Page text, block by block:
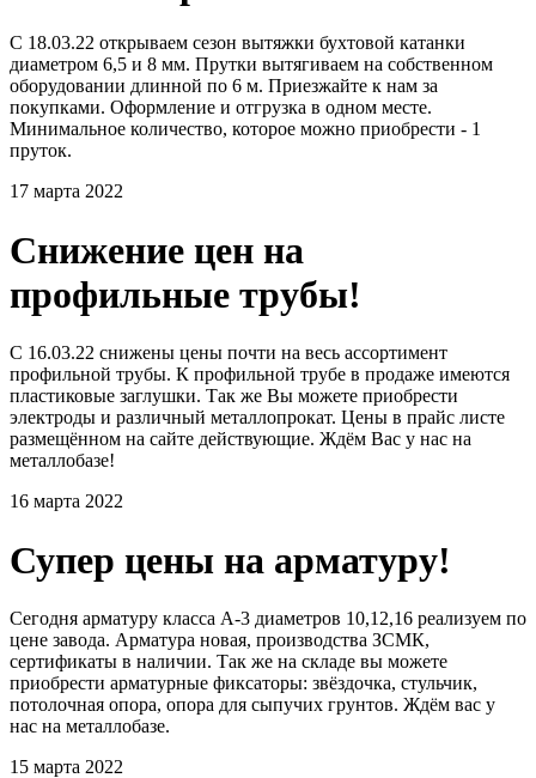
С 18.03.22 открываем сезон вытяжки бухтовой катанки
диаметром 6,5 и 8 мм. Прутки вытягиваем на собственном
оборудовании длинной по 6 м. Приезжайте к нам за
покупками. Оформление и отгрузка в одном месте.
Минимальное количество, которое можно приобрести - 1
пруток.
17 марта 2022
Снижение цен на
профильные трубы!
С 16.03.22 снижены цены почти на весь ассортимент
профильной трубы. К профильной трубе в продаже имеются
пластиковые заглушки. Так же Вы можете приобрести
электроды и различный металлопрокат. Цены в прайс листе
размещённом на сайте действующие. Ждём Вас у нас на
металлобазе!
16 марта 2022
Супер цены на арматуру!
Сегодня арматуру класса А-3 диаметров 10,12,16 реализуем по
цене завода. Арматура новая, производства ЗСМК,
сертификаты в наличии. Так же на складе вы можете
приобрести арматурные фиксаторы: звёздочка, стульчик,
потолочная опора, опора для сыпучих грунтов. Ждём вас у
нас на металлобазе.
15 марта 2022